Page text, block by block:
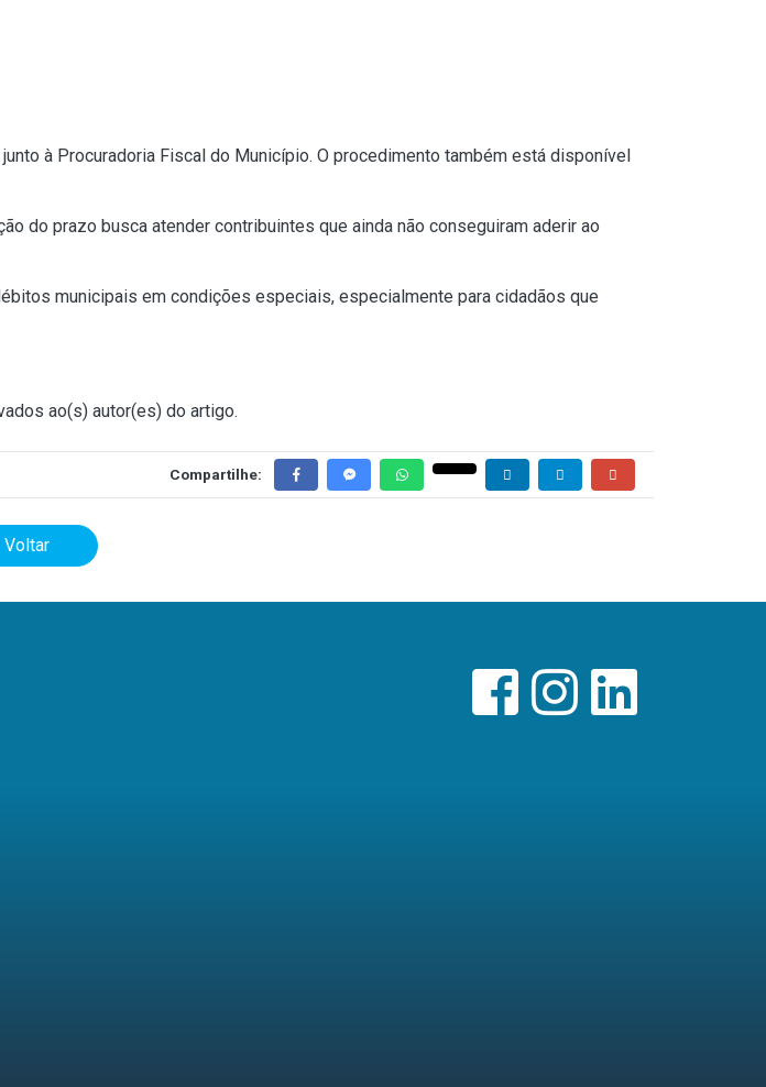
à Procuradoria Fiscal do Município. O procedimento também está disponível
do prazo busca atender contribuintes que ainda não conseguiram aderir ao
municipais em condições especiais, especialmente para cidadãos que
ao(s) autor(es) do artigo.
Compartilhe:
Voltar